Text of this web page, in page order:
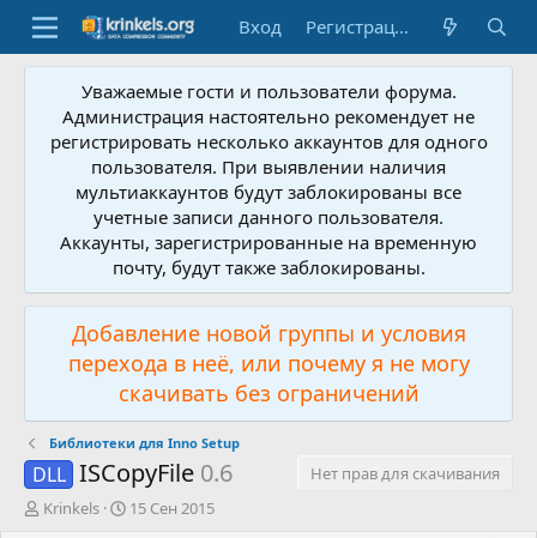
Вход Регистрация
Уважаемые гости и пользователи форума.
Администрация настоятельно рекомендует не
регистрировать несколько аккаунтов для одного
пользователя. При выявлении наличия
мультиаккаунтов будут заблокированы все
учетные записи данного пользователя.
Аккаунты, зарегистрированные на временную
почту, будут также заблокированы.
Добавление новой группы и условия
перехода в неё, или почему я не могу
скачивать без ограничений
Библиотеки для Inno Setup
DLL ISCopyFile 0.6
Нет прав для скачивания
А
Krinkels
Д15 Сен 2015